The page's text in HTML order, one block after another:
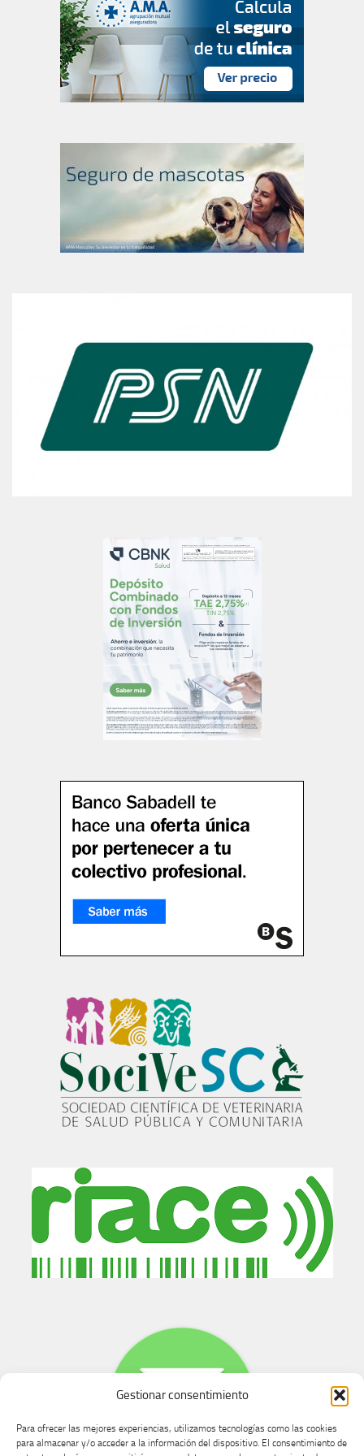
Gestionar consentimiento
Para ofrecer las mejores experiencias, utilizamos tecnologías como las cookies
para almacenar y/o acceder a la información del dispositivo. El consentimiento de